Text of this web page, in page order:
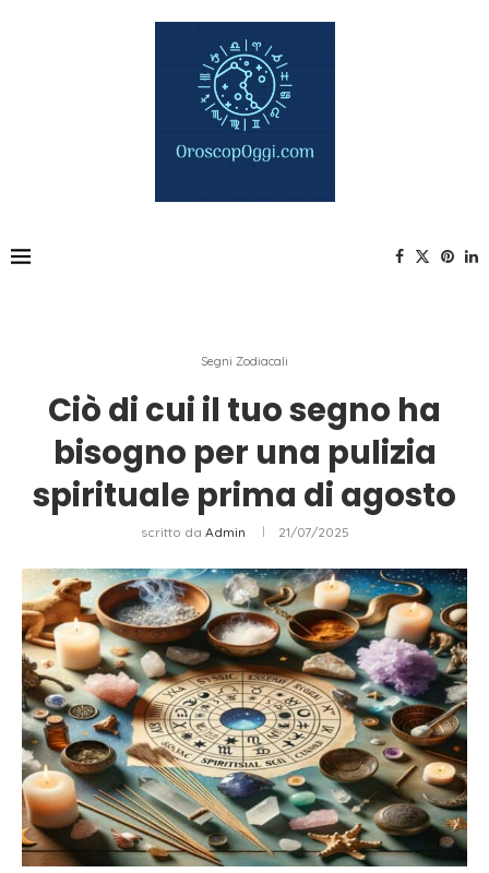
Segni Zodiacali
Ciò di cui il tuo segno ha
bisogno per una pulizia
spirituale prima di agosto
scritto da Admin 21/07/2025